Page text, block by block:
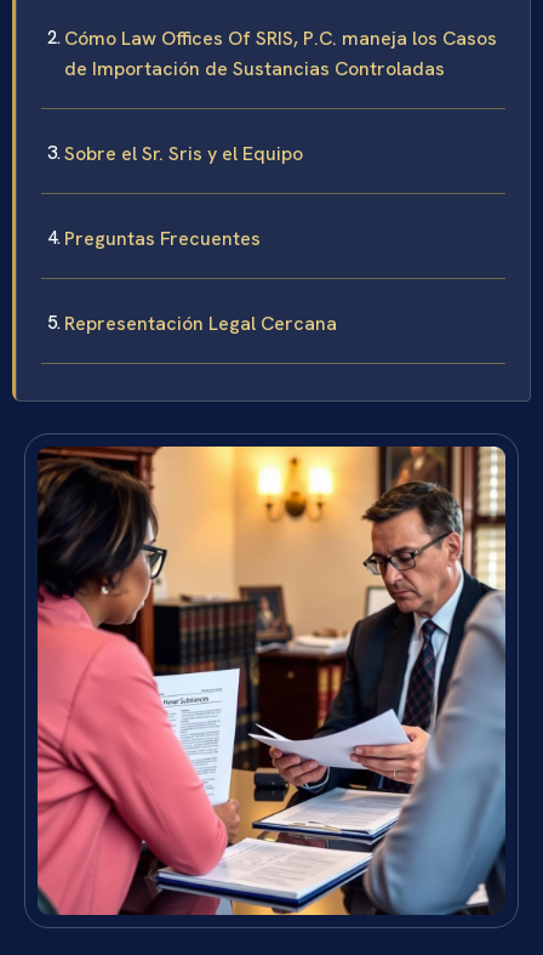
Cómo Law Offices Of SRIS, P.C. maneja los Casos
de Importación de Sustancias Controladas
Sobre el Sr. Sris y el Equipo
Preguntas Frecuentes
Representación Legal Cercana